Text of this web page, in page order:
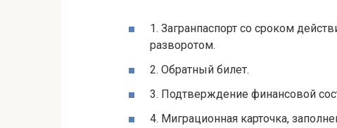
1. Загранпаспорт со сроком
разворотом.
2. Обратный билет.
3. Подтверждение финансовой
4. Миграционная карточка,